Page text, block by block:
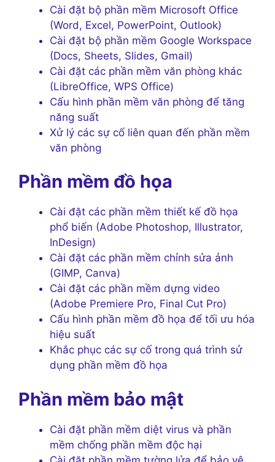
Cài đặt bộ phần mềm Microsoft Office
(Word, Excel, PowerPoint, Outlook)
Cài đặt bộ phần mềm Google Workspace
(Docs, Sheets, Slides, Gmail)
Cài đặt các phần mềm văn phòng khác
(LibreOffice, WPS Office)
Cấu hình phần mềm văn phòng để tăng
năng suất
Xử lý các sự cố liên quan đến phần mềm
văn phòng
Phần mềm đồ họa
Cài đặt các phần mềm thiết kế đồ họa
phổ biến (Adobe Photoshop, Illustrator,
InDesign)
Cài đặt các phần mềm chỉnh sửa ảnh
(GIMP, Canva)
Cài đặt các phần mềm dựng video
(Adobe Premiere Pro, Final Cut Pro)
Cấu hình phần mềm đồ họa để tối ưu hóa
hiệu suất
Khắc phục các sự cố trong quá trình sử
dụng phần mềm đồ họa
Phần mềm bảo mật
Cài đặt phần mềm diệt virus và phần
mềm chống phần mềm độc hại